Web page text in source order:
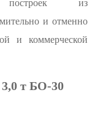
построек из
и отменно
и коммерческой
т БО-30